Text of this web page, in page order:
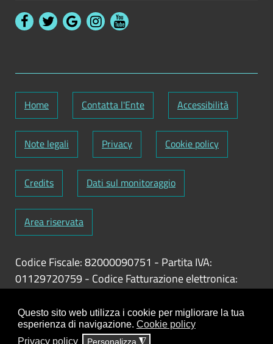
Questo sito web utilizza i cookie per migliorare la tua
esperienza di navigazione. Cookie policy
Privacy policy
Personalizza ◮
Home Contatta l'Ente Accessibilità
Note legali Privacy Cookie policy
Credits Dati sul monitoraggio
Area riservata
Codice Fiscale: 82000090751 - Partita IVA:
01129720759- Codice Fatturazione elettronica:
Responsabile gestione sito e aggiornamento
contenuti:Antonio Scrimitore